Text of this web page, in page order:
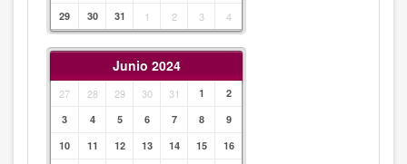
29
30 31 1 2 3 4
Junio 2024
27 28 29 30 31 1
2
3
4 5 6 7 8
9
10
11 12 13 14 15
16